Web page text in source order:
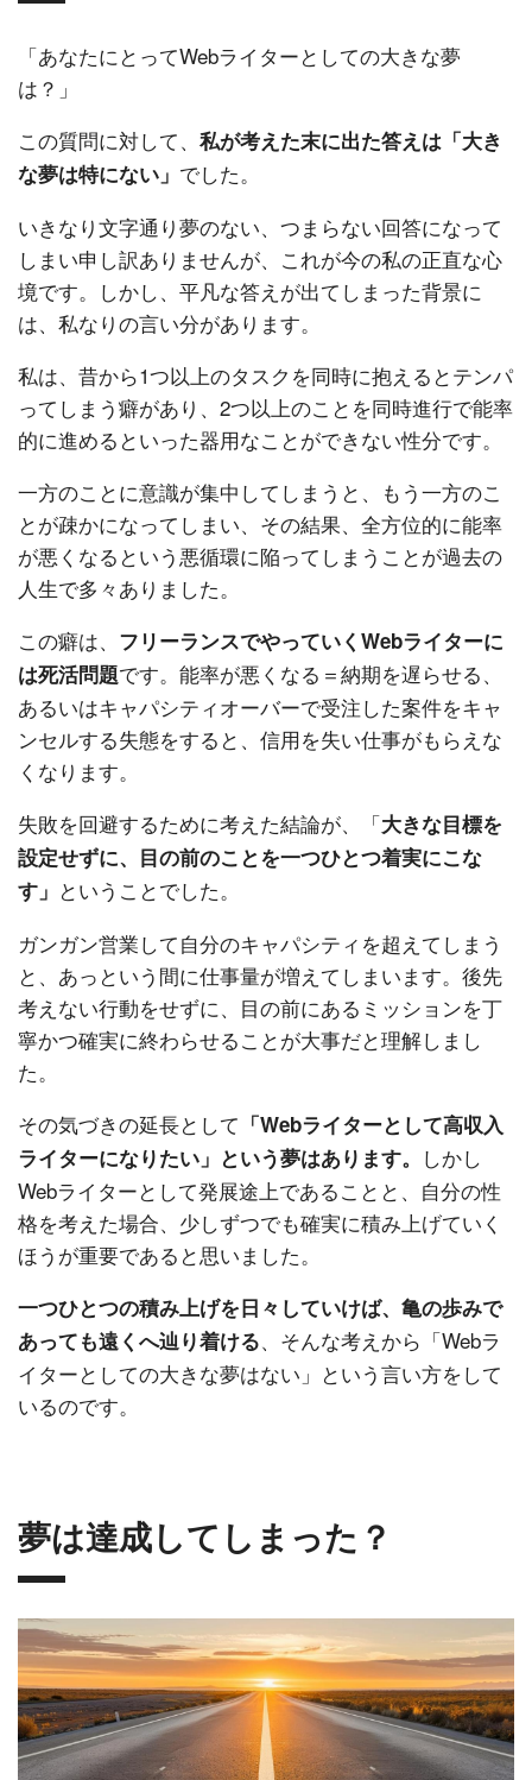
「あなたにとってWebライターとしての大きな夢
は？」
この質問に対して、 私が考えた末に出た答えは「大き
な夢は特にない」 でした。
いきなり文字通り夢のない、つまらない回答になって
しまい申し訳ありませんが、これが今の私の正直な心
境です。しかし、平凡な答えが出てしまった背景に
は、私なりの言い分があります。
私は、昔から1つ以上のタスクを同時に抱えるとテンパ
ってしまう癖があり、2つ以上のことを同時進行で能率
的に進めるといった器用なことができない性分です。
一方のことに意識が集中してしまうと、もう一方のこ
とが疎かになってしまい、その結果、全方位的に能率
が悪くなるという悪循環に陥ってしまうことが過去の
人生で多々ありました。
この癖は、 フリーランスでやっていくWebライターに
は死活問題です。能率が悪くなる＝納期を遅らせる、
あるいはキャパシティオーバーで受注した案件をキャ
ンセルする失態をすると、信用を失い仕事がもらえな
くなります。
失敗を回避するために考えた結論が、「大きな目標を
設定せずに、目の前のことを一つひとつ着実にこな
す」 ということでした。
ガンガン営業して自分のキャパシティを超えてしまう
と、あっという間に仕事量が増えてしまいます。後先
考えない行動をせずに、目の前にあるミッションを丁
寧かつ確実に終わらせることが大事だと理解しまし
た。
その気づきの延長として 「Webライターとして高収入
ライターになりたい」という夢はあります。 しかし
Webライターとして発展途上であることと、自分の性
格を考えた場合、少しずつでも確実に積み上げていく
ほうが重要であると思いました。
一つひとつの積み上げを日々していけば、亀の歩みで
あっても遠くへ辿り着ける、そんな考えから「Webラ
イターとしての大きな夢はない」という言い方をして
いるのです。
夢は達成してしまった？